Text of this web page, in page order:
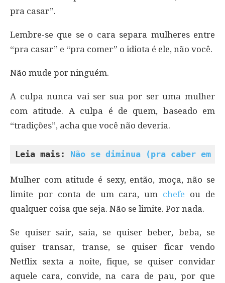
pra casar”.
Lembre-se que se o cara separa mulheres entre
“pra casar” e “pra comer” o idiota é ele, não você.
Não mude por ninguém.
A culpa nunca vai ser sua por ser uma mulher
com atitude. A culpa é de quem, baseado em
“tradições”, acha que você não deveria.
Leia mais: Não se diminua (pra caber em
Mulher com atitude é sexy, então, moça, não se
limite por conta de um cara, um chefe ou de
qualquer coisa que seja. Não se limite. Por nada.
Se quiser sair, saia, se quiser beber, beba, se
quiser transar, transe, se quiser ficar vendo
Netflix sexta a noite, fique, se quiser convidar
aquele cara, convide, na cara de pau, por que